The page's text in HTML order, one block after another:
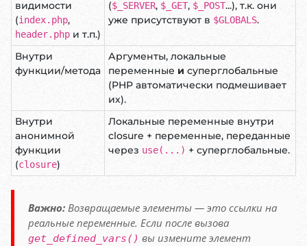
видимости
(index.php,
header.php и т.п.)
($_SERVER, $_GET, $_POST...), т.к. они
уже присутствуют в $GLOBALS.
Внутри
функции/метода
Аргументы, локальные
переменные и суперглобальные
(PHP автоматически подмешивает
их).
Внутри
анонимной
функции
(closure)
Локальные переменные внутри
closure + переменные, переданные
через use(...) + суперглобальные.
Важно: Возвращаемые элементы — это ссылки на
реальные переменные. Если после вызова
get_defined_vars() вы измените элемент